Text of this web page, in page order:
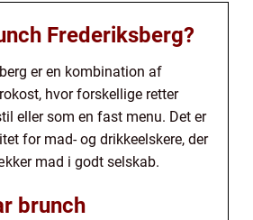
Frederiksberg?
er en kombination af
hvor forskellige retter
eller som en fast menu. Det er
for mad- og drikkeelskere, der
mad i godt selskab.
brunch